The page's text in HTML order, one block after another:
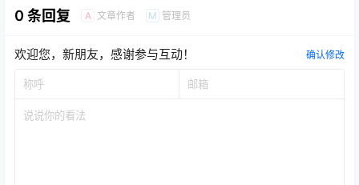
0 条回复 A 文章作者 M 管理员
欢迎您，新朋友，感谢参与互动！ 确认修改